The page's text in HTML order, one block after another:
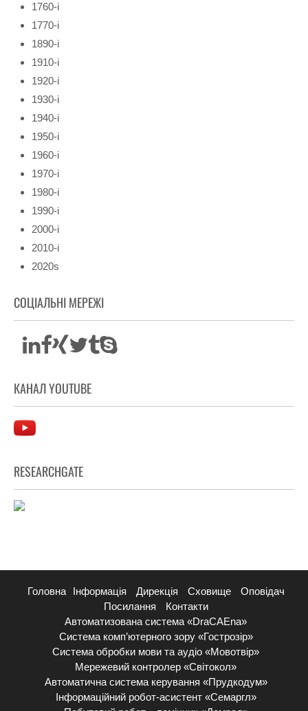
1760-і
1770-і
1890-і
1910-і
1920-і
1930-і
1940-і
1950-і
1960-і
1970-і
1980-і
1990-і
2000-і
2010-і
2020s
СОЦІАЛЬНІ МЕРЕЖІ
КАНАЛ YOUTUBE
RESEARCHGATE
Головна Інформація Дирекція Сховище
Оповідач
Посилання
Контакти
Автоматизована система «DraCAEna»
Система комп’ютерного зору «Гострозір»
Система обробки мови та аудіо «Мовотвір»
Мережевий контролер «Світокол»
Автоматична система керування «Прудкодум»
Інформаційний робот-асистент «Семаргл»